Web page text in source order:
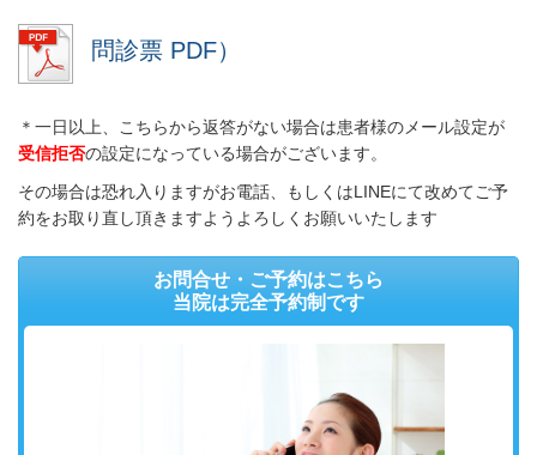
問診票 PDF）
＊一日以上、こちらから返答がない場合は患者様のメール設定が
受信拒否の設定になっている場合がございます。
その場合は恐れ入りますがお電話、もしくはLINEにて改めてご予
約をお取り直し頂きますようよろしくお願いいたします
お問合せ・ご予約はこちら
当院は完全予約制です